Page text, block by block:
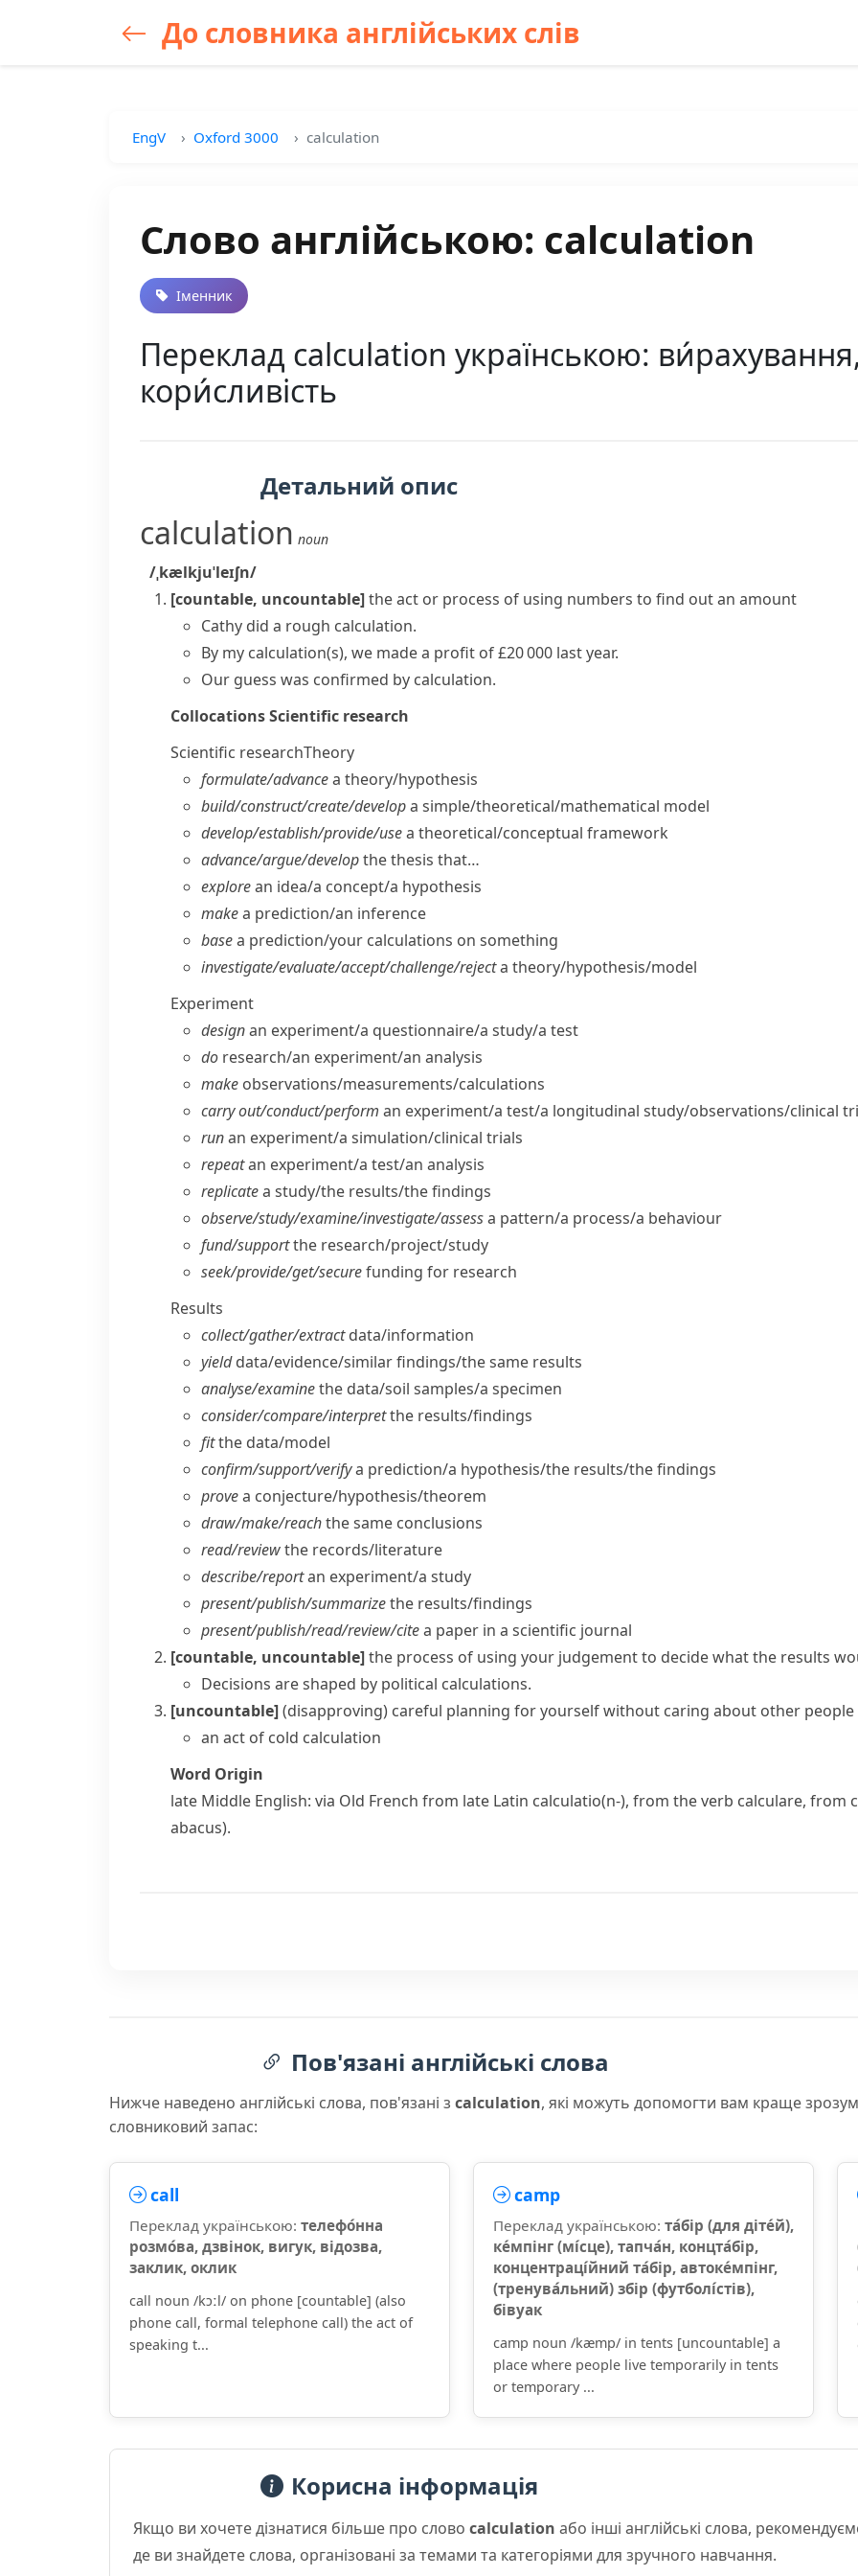
До словника англійських слів
EngV Oxford 3000 calculation
Слово англійською: calculation
Іменник
Переклад calculation українською:
кори́сливість
Детальний опис
calculation noun
/ˌkælkjuˈleɪʃn/
[countable, uncountable]the act or process of using numbers to find out an amount
Cathy did a rough calculation.
By my calculation(s), we made a profit of £20 000 last year.
Our guess was confirmed by calculation.
CollocationsScientific research
Scientific researchTheory
formulate/​advancea theory/​hypothesis
build/​construct/​create/​developa simple/​theoretical/​mathematical model
develop/​establish/​provide/​usea theoretical/​conceptual framework
advance/​argue/​developthe thesis that…
explorean idea/​a concept/​a hypothesis
makea prediction/​an inference
basea prediction/​your calculations on something
investigate/​evaluate/​accept/​challenge/​rejecta theory/​hypothesis/​model
Experiment
designan experiment/​a questionnaire/​a study/​a test
do research/​an experiment/​an analysis
make observations/​measurements/​calculations
carry out/​conduct/​perform an experiment/​a test/​a longitudinal study/​observations/​clinical
runan experiment/​a simulation/​clinical trials
repeatan experiment/​a test/​an analysis
replicatea study/​the results/​the findings
observe/​study/​examine/​investigate/​assessa pattern/​a process/​a behaviour
fund/​supportthe research/​project/​study
seek/​provide/​get/​securefunding for research
Results
collect/​gather/​extractdata/​information
yielddata/​evidence/​similar findings/​the same results
analyse/​examinethe data/​soil samples/​a specimen
consider/​compare/​interpretthe results/​findings
fitthe data/​model
confirm/​support/​verifya prediction/​a hypothesis/​the results/​the findings
provea conjecture/​hypothesis/​theorem
draw/​make/​reachthe same conclusions
read/​reviewthe records/​literature
describe/​reportan experiment/​a study
present/​publish/​summarizethe results/​findings
present/​publish/​read/​review/​citea paper in a scientific journal
[countable, uncountable]the process of using your judgement to decide what the results
Decisions are shaped by political calculations.
[uncountable](disapproving) careful planning for yourself without caring about other people
an act of cold calculation
Word Origin
late Middle English: via Old French from late Latin calculatio(n-), from the verb calculare, from
abacus).
Пов'язані англійські слова
Нижче наведено англійські слова, пов'язані з calculation, які можуть допомогти вам краще
словниковий запас:
call
Переклад українською: телефо́нна
розмо́ва, дзвінок, вигук, відозва,
заклик, оклик
call noun /kɔːl/ on phone [countable] (also
phone call, formal telephone call) the act of
speaking t...
camp
Переклад українською: та́бір (для діте́й),
ке́мпінг (мі́сце), тапча́н, концта́бір,
концентраці́йний та́бір, автоке́мпінг,
(тренува́льний) збір (футболі́стів),
бівуак
camp noun /kæmp/ in tents [uncountable] a
place where people live temporarily in tents
or temporary ...
Корисна інформація
Якщо ви хочете дізнатися більше про слово calculation або інші англійські слова,
де ви знайдете слова, організовані за темами та категоріями для зручного навчання.